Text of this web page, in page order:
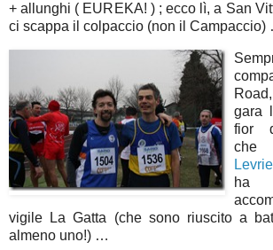
+ allunghi ( EUREKA! ) ; ecco lì, a San
ci scappa il colpaccio (non il Campaccio)
gara
fior
che
ha
vigile La Gatta (che sono riuscito a
almeno uno!) …